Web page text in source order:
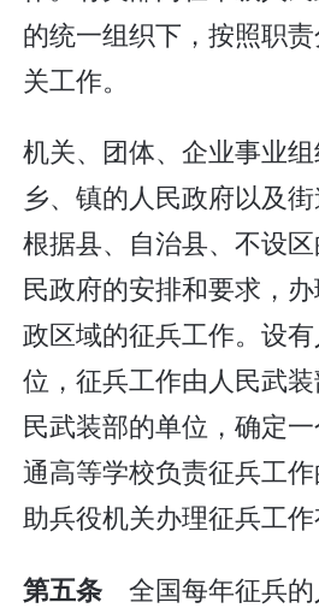
的统一组织下，按照职
关工作。
机关、团体、企业事业
乡、镇的人民政府以及
根据县、自治县、不设
民政府的安排和要求，
政区域的征兵工作。设
位，征兵工作由人民武
民武装部的单位，确定
通高等学校负责征兵工
助兵役机关办理征兵工作
第五条 全国每年征兵